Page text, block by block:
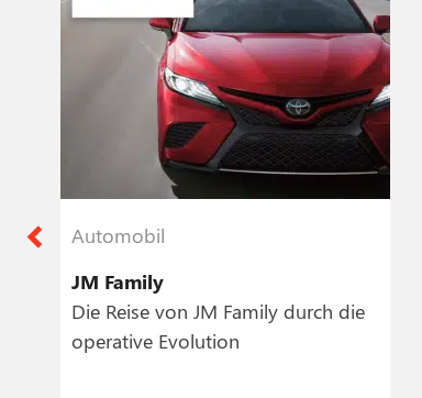
Automobil
JM Family
Die Reise von JM Family durch die
operative Evolution